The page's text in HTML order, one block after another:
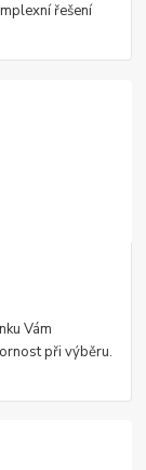
řešení
Vám
při výběru.